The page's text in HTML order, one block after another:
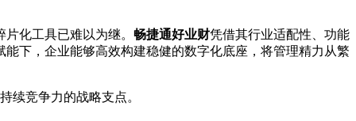
片化工具已难以为继。 畅捷通好业财凭借其行业适配性、功能
能下，企业能够高效构建稳健的数字化底座，将管理精力从繁
续竞争力的战略支点。